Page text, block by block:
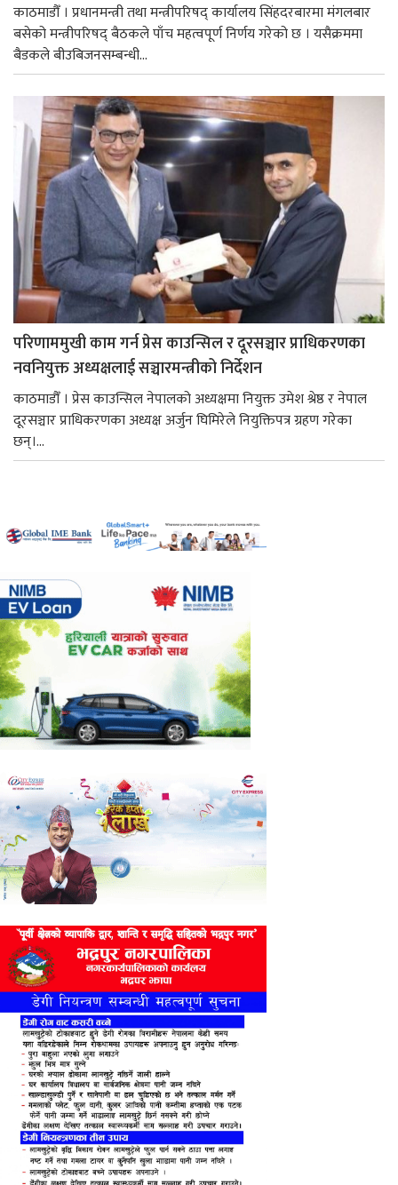
काठमाडौँ । प्रधानमन्त्री तथा मन्त्रीपरिषद् कार्यालय सिंहदरबारमा मंगलबार
बसेको मन्त्रीपरिषद् बैठकले पाँच महत्वपूर्ण निर्णय गरेको छ । यसैक्रममा
बैडकले बीउबिजनसम्बन्धी...
परिणाममुखी काम गर्न प्रेस काउन्सिल र दूरसञ्चार प्राधिकरणका
नवनियुक्त अध्यक्षलाई सञ्चारमन्त्रीको निर्देशन
काठमाडौँ । प्रेस काउन्सिल नेपालको अध्यक्षमा नियुक्त उमेश श्रेष्ठ र नेपाल
दूरसञ्चार प्राधिकरणका अध्यक्ष अर्जुन घिमिरेले नियुक्तिपत्र ग्रहण गरेका
छन्।...